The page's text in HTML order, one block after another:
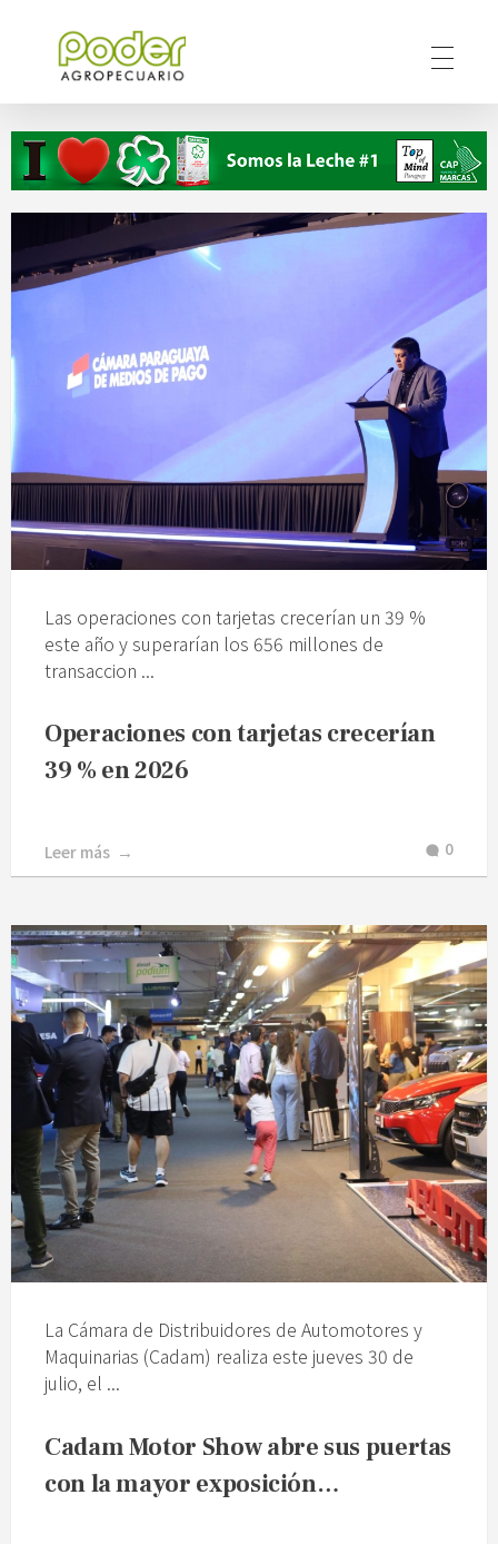
Operaciones con tarjetas crecerían
39 % en 2026
Las operaciones con tarjetas crecerían un 39 %
este año y superarían los 656 millones de
transaccion ...
Leer más 0
Cadam Motor Show abre sus puertas
con la mayor exposición…
La Cámara de Distribuidores de Automotores y
Maquinarias (Cadam) realiza este jueves 30 de
julio, el ...